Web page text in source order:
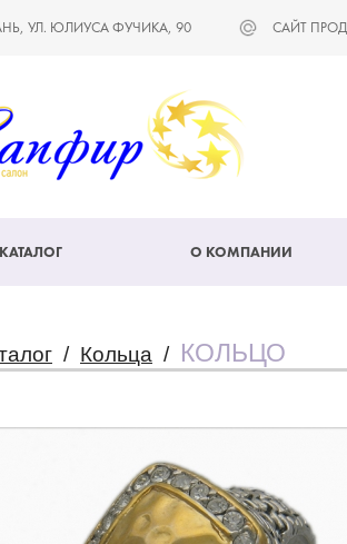
УЛ. ЮЛИУСА ФУЧИКА, 90 САЙТ
КАТАЛОГ О КОМПАНИИ
/ Кольца / КОЛЬЦО